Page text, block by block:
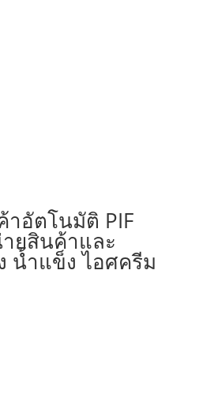
อัตโนมัติ PIF
ยสินค้าและ
น้ำแข็ง ไอศครีม